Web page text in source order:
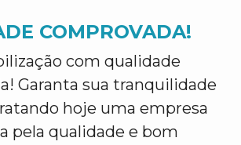
COMPROVADA!
com qualidade
Garanta sua tranquilidade
hoje uma empresa
pela qualidade e bom